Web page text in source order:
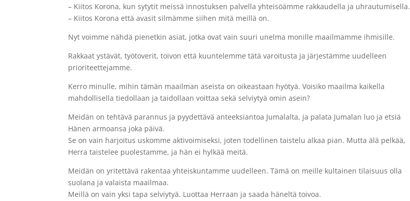
– Kiitos Korona, kun sytytit meissä innostuksen palvella yhteisöämme rakkaudella ja uhrautumisella.
– Kiitos Korona että avasit silmämme siihen mitä meillä on.
Nyt voimme nähdä pienetkin asiat, jotka ovat vain suuri unelma monille maailmamme ihmisille.
Rakkaat ystävät, työtoverit, toivon että kuuntelemme tätä varoitusta ja järjestämme uudelleen
prioriteettejamme.
Kerro minulle, mihin tämän maailman aseista on oikeastaan hyötyä. Voisiko maailma kaikella
mahdollisella tiedollaan ja taidollaan voittaa sekä selviytyä omin asein?
Meidän on tehtävä parannus ja pyydettävä anteeksiantoa Jumalalta, ja palata Jumalan luo ja etsiä
Hänen armoansa joka päivä.
Se on vain harjoitus uskomme aktivoimiseksi, joten todellinen taistelu alkaa pian. Mutta älä pelkää,
Herra taistelee puolestamme, ja hän ei hylkää meitä.
Meidän on yritettävä rakentaa yhteiskuntamme uudelleen. Tämä on meille kultainen tilaisuus olla
suolana ja valaista maailmaa.
Meillä on vain yksi tapa selviytyä. Luottaa Herraan ja saada häneltä toivoa.